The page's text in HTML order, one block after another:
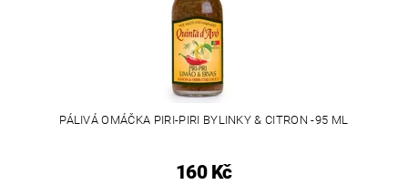
PÁLIVÁ OMÁČKA PIRI-PIRI BYLINKY & CITRON -95 ML
160 Kč